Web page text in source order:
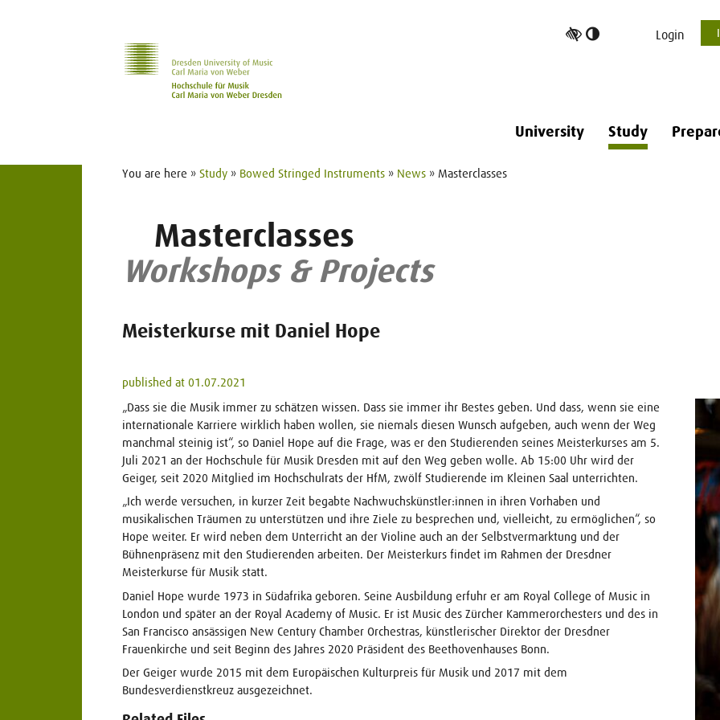
Login
University Study
You are here » Study » Bowed Stringed Instruments » News » Masterclasses
Masterclasses
Workshops & Projects
Meisterkurse mit Daniel Hope
published at 01.07.2021
„Dass sie die Musik immer zu schätzen wissen. Dass sie immer ihr Bestes geben. Und dass, wenn sie eine
internationale Karriere wirklich haben wollen, sie niemals diesen Wunsch aufgeben, auch wenn der Weg
manchmal steinig ist“, so Daniel Hope auf die Frage, was er den Studierenden seines Meisterkurses am 5.
Juli 2021 an der Hochschule für Musik Dresden mit auf den Weg geben wolle. Ab 15:00 Uhr wird der
Geiger, seit 2020 Mitglied im Hochschulrats der HfM, zwölf Studierende im Kleinen Saal unterrichten.
„Ich werde versuchen, in kurzer Zeit begabte Nachwuchskünstler:innen in ihren Vorhaben und
musikalischen Träumen zu unterstützen und ihre Ziele zu besprechen und, vielleicht, zu ermöglichen“, so
Hope weiter. Er wird neben dem Unterricht an der Violine auch an der Selbstvermarktung und der
Bühnenpräsenz mit den Studierenden arbeiten. Der Meisterkurs findet im Rahmen der Dresdner
Meisterkurse für Musik statt.
Daniel Hope wurde 1973 in Südafrika geboren. Seine Ausbildung erfuhr er am Royal College of Music in
London und später an der Royal Academy of Music. Er ist Music des Zürcher Kammerorchesters und des in
San Francisco ansässigen New Century Chamber Orchestras, künstlerischer Direktor der Dresdner
Frauenkirche und seit Beginn des Jahres 2020 Präsident des Beethovenhauses Bonn.
Der Geiger wurde 2015 mit dem Europäischen Kulturpreis für Musik und 2017 mit dem
Bundesverdienstkreuz ausgezeichnet.